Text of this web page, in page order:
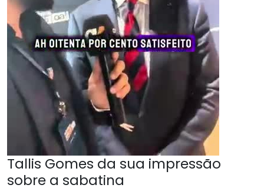
Tallis Gomes da sua impressão
sobre a sabatina